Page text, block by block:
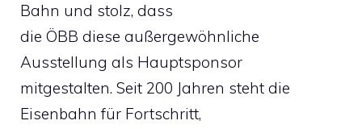
Bahn und stolz, dass
die ÖBB diese außergewöhnliche
Ausstellung als Hauptsponsor
mitgestalten. Seit 200 Jahren steht die
Eisenbahn für Fortschritt,